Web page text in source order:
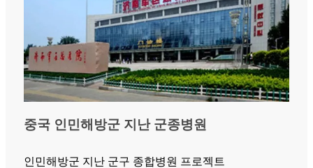
중국 인민해방군 지난 군종병원
인민해방군 지난 군구 종합병원 프로젝트